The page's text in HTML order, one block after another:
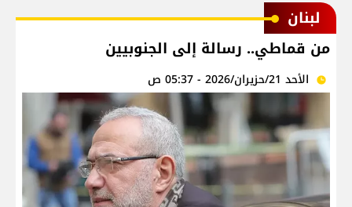
لبنان
من قماطي.. رسالة إلى الجنوبيين
الأحد 21/حزيران/2026 - 05:37 ص